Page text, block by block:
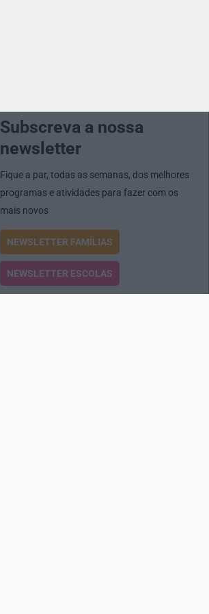
Subscreva a nossa
newsletter
Fique a par, todas as semanas, dos melhores
programas e atividades para fazer com os
mais novos
NEWSLETTER FAMÍLIAS
NEWSLETTER ESCOLAS